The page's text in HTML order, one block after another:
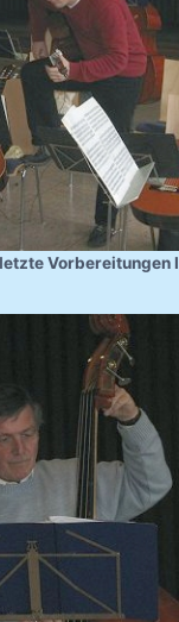
letzte Vorbereitungen I